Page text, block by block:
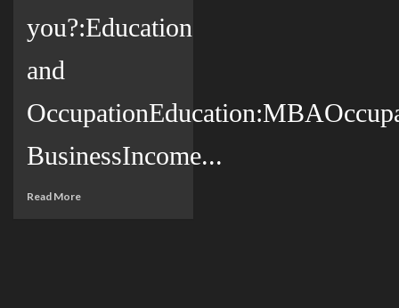
you?:Education
and
BusinessIncome...
Read More